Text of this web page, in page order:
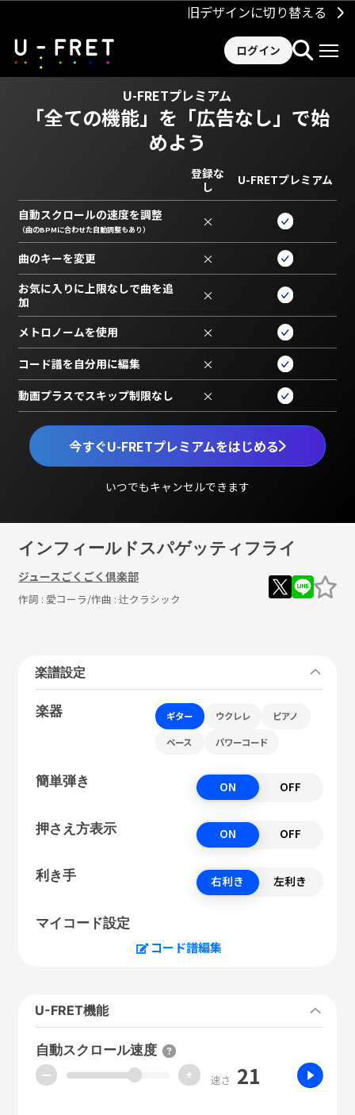
旧デザインに切り替える
ログイン
U-FRETプレミアム
「全ての機能」を 「広告なし」で始
めよう
今すぐU-FRETプレミアムをはじめる
いつでもキャンセルできます
登録な
し
U-FRETプレミアム
自動スクロールの速度を調整
（曲のBPMに合わせた自動調整もあり） ×
曲のキーを変更 ×
お気に入りに上限なしで曲を追
加
×
メトロノームを使用 ×
コード譜を自分用に編集 ×
動画プラスでスキップ制限なし ×
インフィールドスパゲッティフライ
ジュースごくごく倶楽部
作詞 : 愛コーラ/作曲 : 辻クラシック
楽譜設定
楽器 ギター ウクレレ ピアノ
ベース パワーコード
簡単弾き ON OFF
押さえ方表示 ON OFF
利き手 右利き 左利き
マイコード設定
コード譜編集
U-FRET機能
自動スクロール速度
ー + 速さ 21